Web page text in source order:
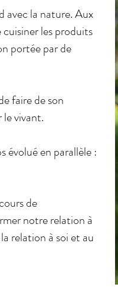
avec la nature. Aux
les produits
portée par de
faire de son
vivant.
évolué en parallèle :
de
notre relation à
relation à soi et au